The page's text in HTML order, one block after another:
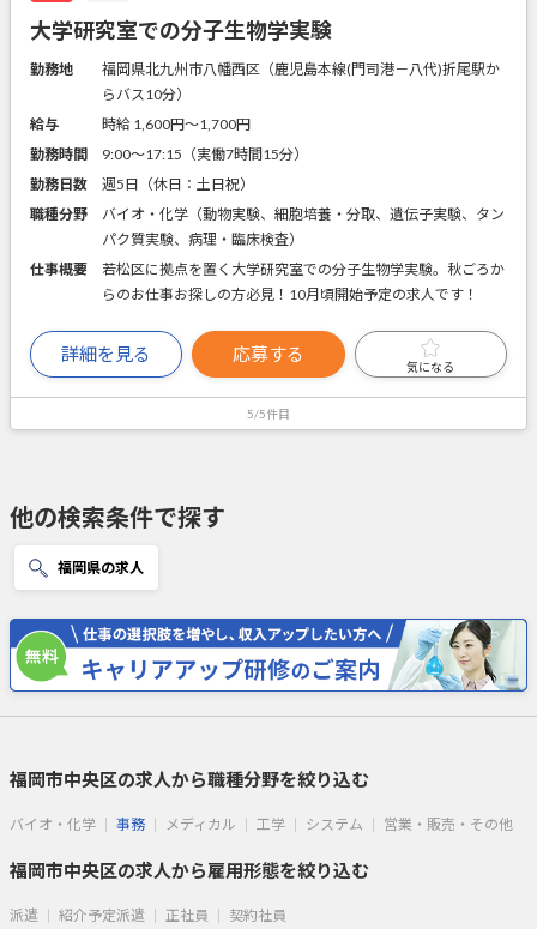
大学研究室での分子生物学実験
勤務地
福岡県北九州市八幡西区（鹿児島本線(門司港－八代)折尾駅か
らバス10分）
給与
時給 1,600円〜1,700円
勤務時間
9:00～17:15（実働7時間15分）
勤務日数
週5日（休日：土日祝）
職種分野
バイオ・化学（動物実験、細胞培養・分取、遺伝子実験、タン
パク質実験、病理・臨床検査）
仕事概要
若松区に拠点を置く大学研究室での分子生物学実験。秋ごろか
らのお仕事お探しの方必見！10月頃開始予定の求人です！
詳細を見る 応募する
気になる
5/5件目
他の検索条件で探す
福岡県の求人
福岡市中央区の求人から職種分野を絞り込む
バイオ・化学 事務 メディカル 工学 システム 営業・販売・その他
福岡市中央区の求人から雇用形態を絞り込む
派遣 紹介予定派遣 正社員 契約社員